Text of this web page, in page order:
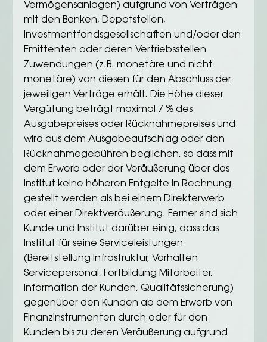
Vermögensanlagen) aufgrund von Verträgen
mit den Banken, Depotstellen,
Investmentfondsgesellschaften und/oder den
Emittenten oder deren Vertriebsstellen
Zuwendungen (z.B. monetäre und nicht
monetäre) von diesen für den Abschluss der
jeweiligen Verträge erhält. Die Höhe dieser
Vergütung beträgt maximal 7 % des
Ausgabepreises oder Rücknahmepreises und
wird aus dem Ausgabeaufschlag oder den
Rücknahmegebühren beglichen, so dass mit
dem Erwerb oder der Veräußerung über das
Institut keine höheren Entgelte in Rechnung
gestellt werden als bei einem Direkterwerb
oder einer Direktveräußerung. Ferner sind sich
Kunde und Institut darüber einig, dass das
Institut für seine Serviceleistungen
(Bereitstellung Infrastruktur, Vorhalten
Servicepersonal, Fortbildung Mitarbeiter,
Information der Kunden, Qualitätssicherung)
gegenüber den Kunden ab dem Erwerb von
Finanzinstrumenten durch oder für den
Kunden bis zu deren Veräußerung aufgrund